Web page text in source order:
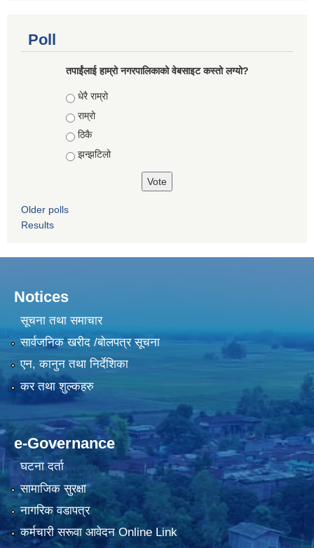
Poll
तपाईंलाई हाम्रो नगरपालिकाको वेबसाइट कस्तो लग्यो?
Choices
धेरै राम्रो
राम्रो
ठिकै
झन्झटिलो
Older polls
Results
Notices
सूचना तथा समाचार
सार्वजनिक खरीद /बोलपत्र सूचना
एन, कानुन तथा निर्देशिका
कर तथा शुल्कहरु
e-Governance
घटना दर्ता
सामाजिक सुरक्षा
नागरिक वडापत्र
कर्मचारी सरूवा आवेदन Online Link